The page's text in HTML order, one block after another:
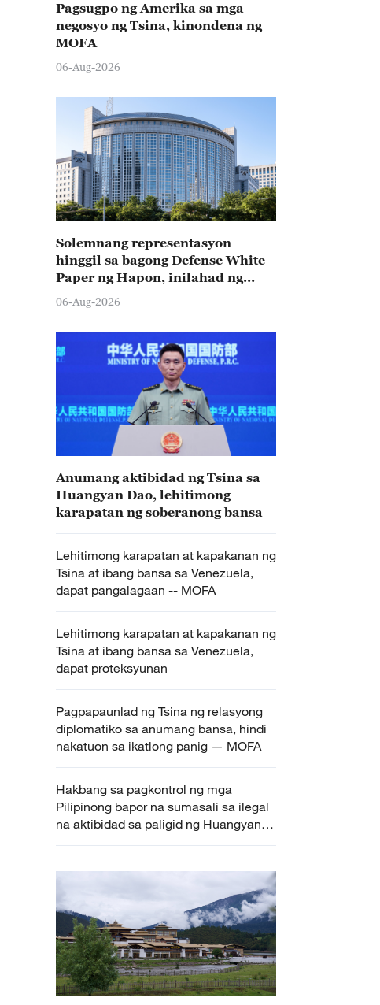
Pagsugpo ng Amerika sa mga
negosyo ng Tsina, kinondena ng
MOFA
06-Aug-2026
Solemnang representasyon
hinggil sa bagong Defense White
Paper ng Hapon, inilahad ng
Tsina
06-Aug-2026
Anumang aktibidad ng Tsina sa
Huangyan Dao, lehitimong
karapatan ng soberanong bansa
Lehitimong karapatan at kapakanan ng
Tsina at ibang bansa sa Venezuela,
dapat pangalagaan -- MOFA
Lehitimong karapatan at kapakanan ng
Tsina at ibang bansa sa Venezuela,
dapat proteksyunan
Pagpapaunlad ng Tsina ng relasyong
diplomatiko sa anumang bansa, hindi
nakatuon sa ikatlong panig — MOFA
Hakbang sa pagkontrol ng mga
Pilipinong bapor na sumasali sa ilegal
na aktibidad sa paligid ng Huangyan
Dao, isinagawa ng CCG